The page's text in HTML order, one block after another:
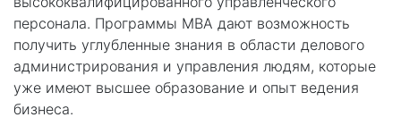
персонала. Программы MBA дают возможность
получить углубленные знания в области делового
администрирования и управления людям, которые
уже имеют высшее образование и опыт ведения
бизнеса.